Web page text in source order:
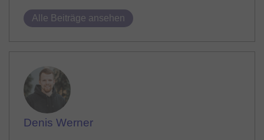
Alle Beiträge ansehen
Denis Werner